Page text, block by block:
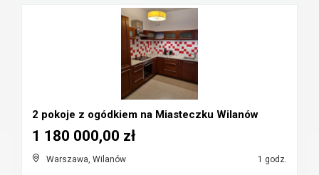
2 pokoje z ogódkiem na Miasteczku Wilanów
Warszawa, Wilanów 1 godz.
1 180 000,00 zł